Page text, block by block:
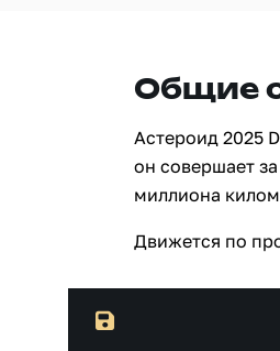
Общие
Астероид 2025
он совершает
миллиона
Движется по